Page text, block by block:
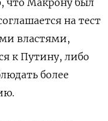
что Макрону был
на тест
властями,
к Путину, либо
более